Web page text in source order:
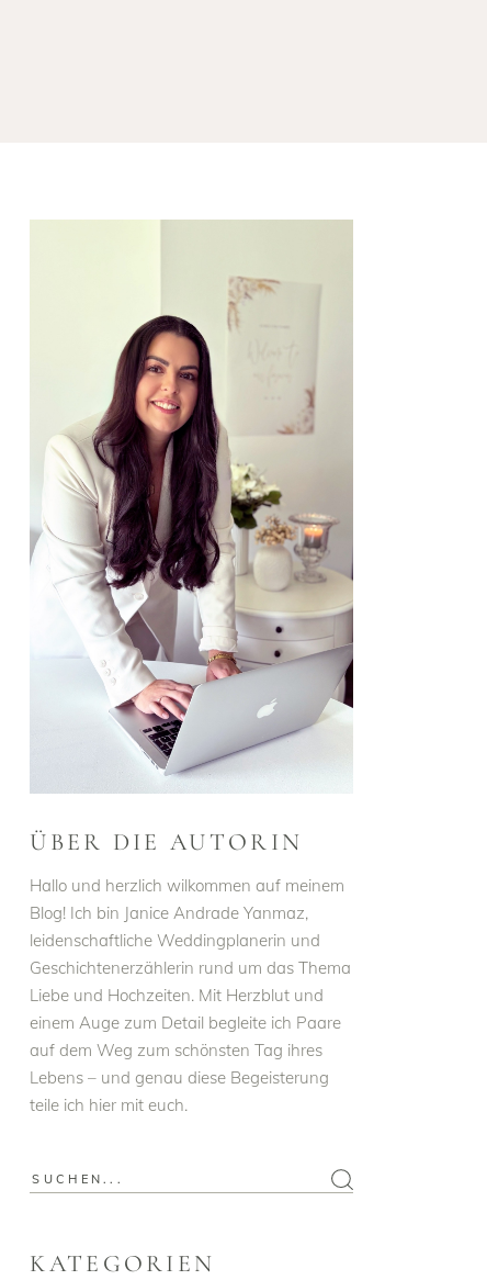
ÜBER DIE AUTORIN
Hallo und herzlich wilkommen auf meinem
Blog! Ich bin Janice Andrade Yanmaz,
leidenschaftliche Weddingplanerin und
Geschichtenerzählerin rund um das Thema
Liebe und Hochzeiten. Mit Herzblut und
einem Auge zum Detail begleite ich Paare
auf dem Weg zum schönsten Tag ihres
Lebens – und genau diese Begeisterung
teile ich hier mit euch.
Search
KATEGORIEN